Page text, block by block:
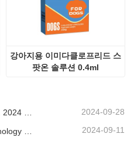
강아지용 이미다클로프리드 스
팟온 솔루션 0.4ml
지난 GSY 생명공학 CO., LTD. 2024 파키스탄 국제 축산 전시회 IPEX 참가 2024-09-28
2024-09-11